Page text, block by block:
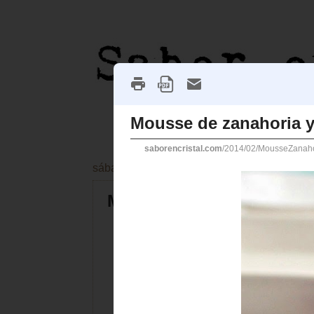
sábado, 8 de febrero de 2014
Mousse de zanahoria y